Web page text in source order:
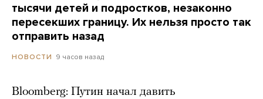
тысячи детей и подростков, незаконно
пересекших границу. Их нельзя просто так
отправить назад
НОВОСТИ 9 часов назад
Bloomberg: Путин начал давить